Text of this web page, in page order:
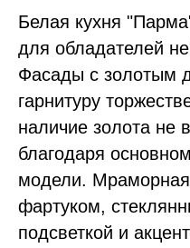
Белая кухня
для обладателей
Фасады с золотым
гарнитуру
наличие золота не
благодаря
модели.
фартуком,
подсветкой и